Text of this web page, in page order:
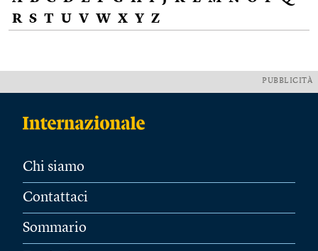
R S T U V W X Y Z
PUBBLICITÀ
Chi siamo
Contattaci
Sommario